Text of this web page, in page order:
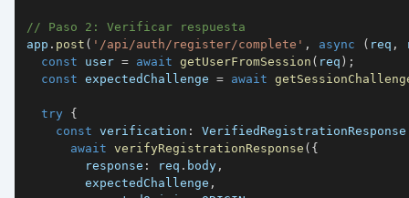
// Paso 2: Verificar respuesta
app . post ( '/api/auth/register/complete' , async ( req ,
const user = await getUserFromSession ( req ) ;
const expectedChallenge = await
try
{
const verification :
await verifyRegistrationResponse ( {
        response
: req . body ,
        expectedChallenge
,